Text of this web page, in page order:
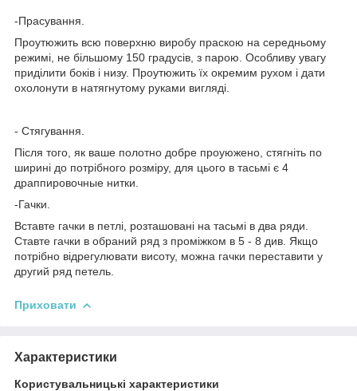
-Прасування.
Проутюжить всю поверхню виробу праскою на середньому
режимі, не більшому 150 градусів, з парою. Особливу увагу
приділити боків і низу. Проутюжить їх окремим рухом і дати
охолонути в натягнутому руками вигляді.
- Стягування.
Після того, як ваше полотно добре проуюжено, стягніть по
ширині до потрібного розміру, для цього в тасьмі є 4
драппировочные нитки.
-Гачки.
Вставте гачки в петлі, розташовані на тасьмі в два ряди.
Ставте гачки в обраний ряд з проміжком в 5 - 8 див. Якщо
потрібно відрегулювати висоту, можна гачки переставити у
другий ряд петель.
Приховати
Характеристики
Користувальницькі характеристики